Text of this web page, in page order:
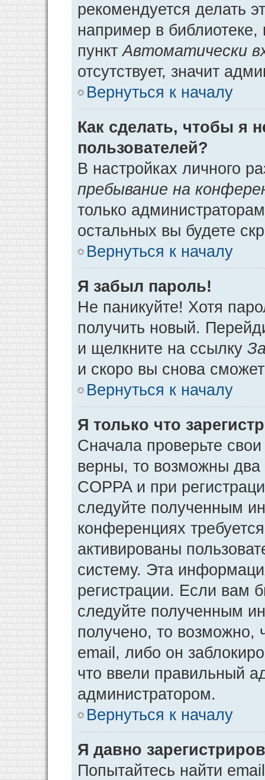
рекомендуется делать
например в библиотеке,
пунктАвтоматически
отсутствует, значит
Вернуться к началу
Как сделать, чтобы я
пользователей?
В настройках личного
пребывание на
только
остальных вы будете
Вернуться к началу
Я забыл пароль!
Не паникуйте! Хотя
получить новый.
и щелкните на ссылку
и скоро вы снова
Вернуться к началу
Я только что
Сначала проверьте
верны, то возможны
COPPA и при
следуйте полученным
конференциях
активированы
систему. Эта
регистрации. Если вам
следуйте полученным
получено, то возможно,
email, либо он
что ввели правильный
администратором.
Вернуться к началу
Я давно
Попытайтесь найти